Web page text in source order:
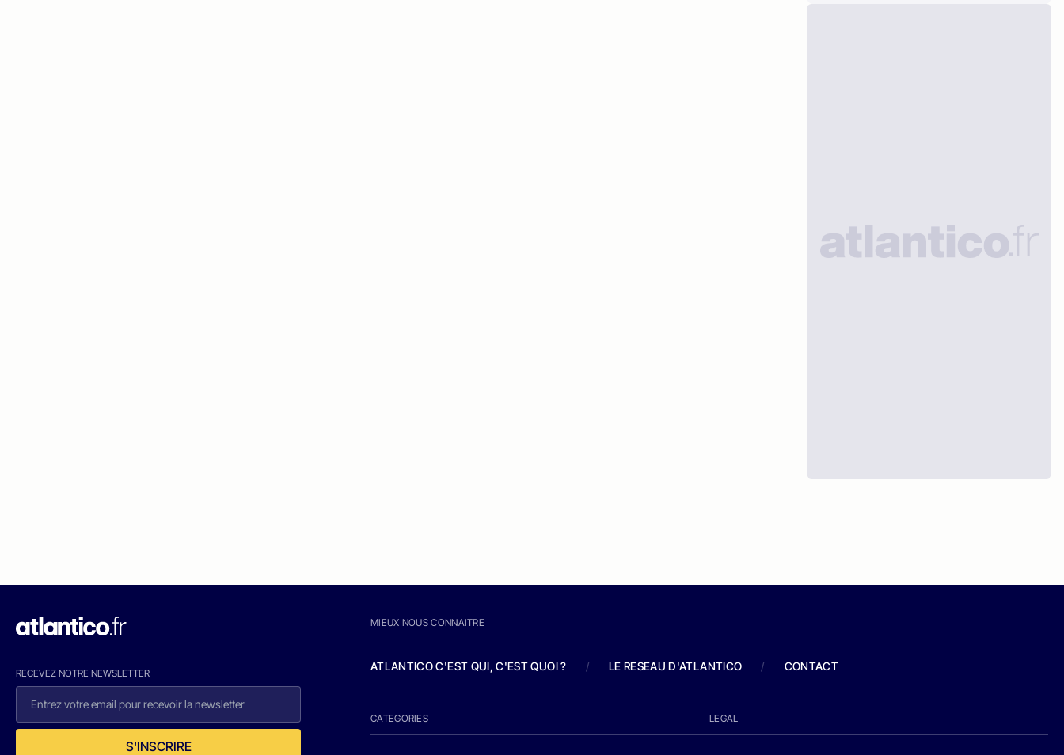
RECEVEZ NOTRE NEWSLETTER
S'INSCRIRE
MIEUX NOUS CONNAITRE
ATLANTICO C'EST QUI, C'EST QUOI ? / LE RESEAU D'ATLANTICO / CONTACT
CATEGORIES LEGAL